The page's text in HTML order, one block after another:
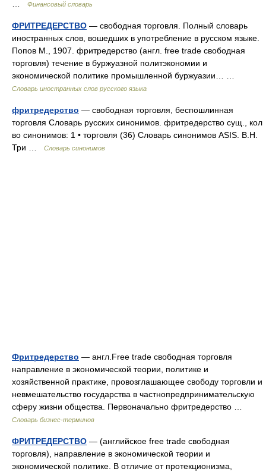
Финансовый словарь
ФРИТРЕДЕРСТВО — свободная торговля. Полный словарь
иностранных слов, вошедших в употребление в русском языке.
Попов М., 1907. фритредерство (англ. free trade свободная
торговля) течение в буржуазной политэкономии и
экономической политике промышленной буржуазии… …
Словарь иностранных слов русского языка
фритредерство — свободная торговля, беспошлинная
торговля Словарь русских синонимов. фритредерство сущ., кол
во синонимов: 1 • торговля (36) Словарь синонимов ASIS. В.Н.
Три …
Словарь синонимов
Фритредерство — англ.Free trade свободная торговля
направление в экономической теории, политике и
хозяйственной практике, провозглашающее свободу торговли и
невмешательство государства в частнопредпринимательскую
сферу жизни общества. Первоначально фритредерство …
Словарь бизнес-терминов
ФРИТРЕДЕРСТВО — (английское free trade свободная
торговля), направление в экономической теории и
экономической политике. В отличие от протекционизма,